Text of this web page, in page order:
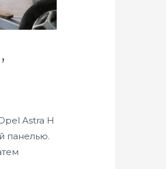
Astra H
панелью.